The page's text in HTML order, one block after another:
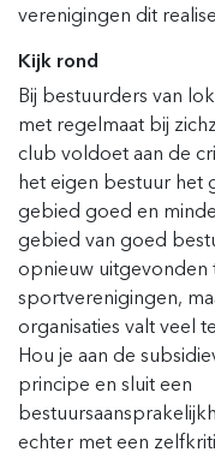
verenigingen dit
Kijk rond
Bij bestuurders van
met regelmaat bij
club voldoet aan de
het eigen bestuur het
gebied goed en
gebied van goed
opnieuw uitgevonden
sportverenigingen,
organisaties valt veel
Hou je aan de
principe en sluit een
echter met een